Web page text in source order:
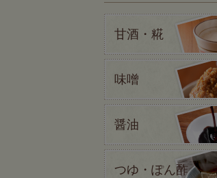
甘酒・糀
味噌
醤油
つゆ・ぽん酢